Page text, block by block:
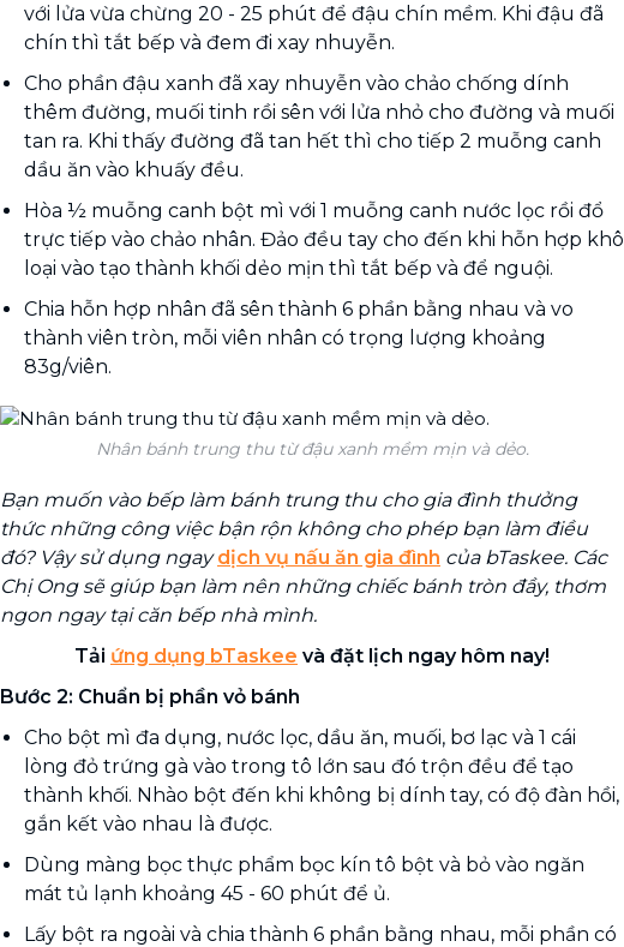
với lửa vừa chừng 20 - 25 phút để đậu chín mềm. Khi đậu đã
chín thì tắt bếp và đem đi xay nhuyễn.
Cho phần đậu xanh đã xay nhuyễn vào chảo chống dính
thêm đường, muối tinh rồi sên với lửa nhỏ cho đường và muối
tan ra. Khi thấy đường đã tan hết thì cho tiếp 2 muỗng canh
dầu ăn vào khuấy đều.
Hòa ½ muỗng canh bột mì với 1 muỗng canh nước lọc rồi đổ
trực tiếp vào chảo nhân. Đảo đều tay cho đến khi hỗn hợp khô
loại vào tạo thành khối dẻo mịn thì tắt bếp và để nguội.
Chia hỗn hợp nhân đã sên thành 6 phần bằng nhau và vo
thành viên tròn, mỗi viên nhân có trọng lượng khoảng
83g/viên.
Nhân bánh trung thu từ đậu xanh mềm mịn và dẻo.
Bạn muốn vào bếp làm bánh trung thu cho gia đình thưởng
thức những công việc bận rộn không cho phép bạn làm điều
đó? Vậy sử dụng ngaydịch vụ nấu ăn gia đình của bTaskee. Các
Chị Ong sẽ giúp bạn làm nên những chiếc bánh tròn đầy, thơm
ngon ngay tại căn bếp nhà mình.
Tải ứng dụng bTaskee và đặt lịch ngay hôm nay!
Bước 2: Chuẩn bị phần vỏ bánh
Cho bột mì đa dụng, nước lọc, dầu ăn, muối, bơ lạc và 1 cái
lòng đỏ trứng gà vào trong tô lớn sau đó trộn đều để tạo
thành khối. Nhào bột đến khi không bị dính tay, có độ đàn hồi,
gắn kết vào nhau là được.
Dùng màng bọc thực phẩm bọc kín tô bột và bỏ vào ngăn
mát tủ lạnh khoảng 45 - 60 phút để ủ.
Lấy bột ra ngoài và chia thành 6 phần bằng nhau, mỗi phần có